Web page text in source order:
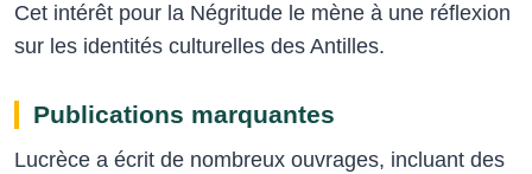
Cet intérêt pour la Négritude le mène à une réflexion
sur les identités culturelles des Antilles.
Publications marquantes
Lucrèce a écrit de nombreux ouvrages, incluant des